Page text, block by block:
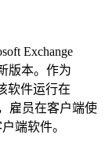
Exchange
版本。作为
软件运行在
雇员在客户端使
端软件。